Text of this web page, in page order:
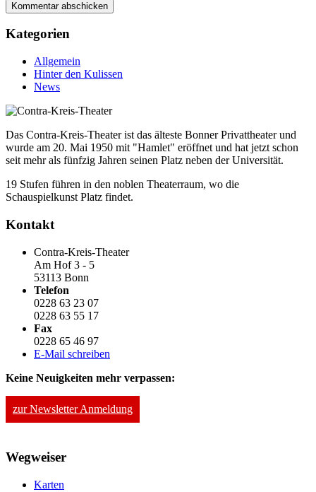
Kategorien
Allgemein
Hinter den Kulissen
News
Das Contra-Kreis-Theater ist das älteste Bonner Privattheater und
wurde am 20. Mai 1950 mit "Hamlet" eröffnet und hat jetzt schon
seit mehr als fünfzig Jahren seinen Platz neben der Universität.
19 Stufen führen in den noblen Theaterraum, wo die
Schauspielkunst Platz findet.
Kontakt
Contra-Kreis-Theater
Am Hof 3 - 5
53113 Bonn
Telefon
0228 63 23 07
0228 63 55 17
Fax
0228 65 46 97
E-Mail schreiben
Keine Neuigkeiten mehr verpassen:
zur Newsletter Anmeldung
Wegweiser
Karten